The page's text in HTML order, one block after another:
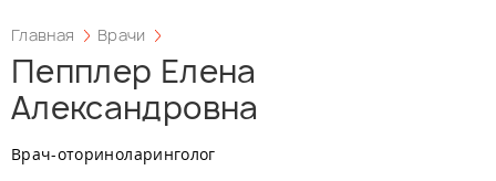
Главная Врачи
Пепплер Елена
Александровна
Врач-оториноларинголог